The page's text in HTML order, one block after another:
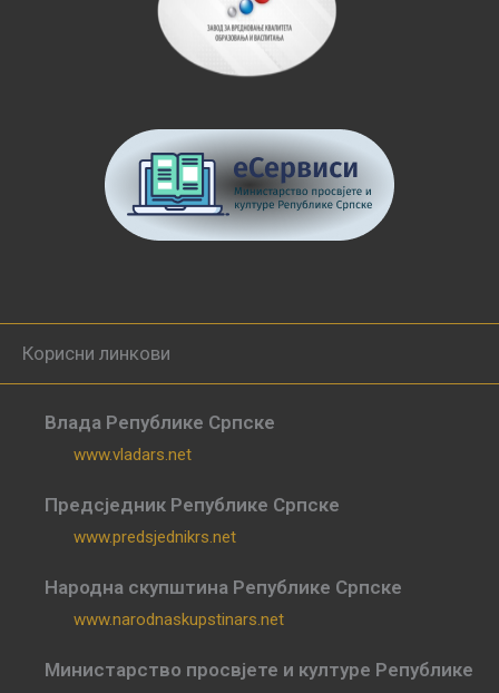
Корисни линкови
Влада Републике Српске
www.vladars.net
Предсједник Републике Српске
www.predsjednikrs.net
Народна скупштина Републике Српске
www.narodnaskupstinars.net
Министарство просвјете и културе Републике